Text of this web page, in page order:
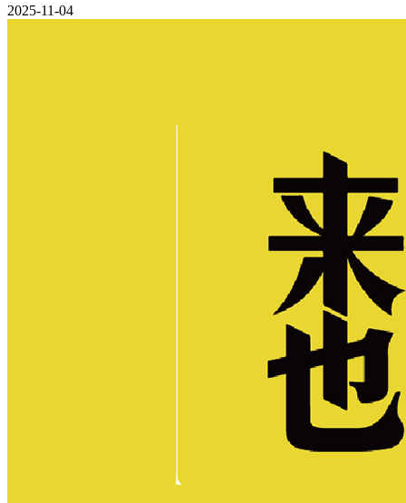
2025-11-04